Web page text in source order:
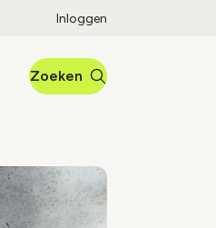
Inloggen
Zoeken